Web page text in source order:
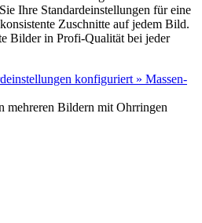
Ihre Standardeinstellungen für eine
Zuschnitte auf jedem Bild.
Bilder in Profi-Qualität bei jeder
konfiguriert » Massen-